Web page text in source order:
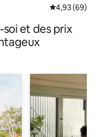
Note
4,93 (69)
et des prix